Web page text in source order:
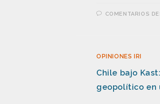
COMENTARIOS
OPINIONES IRI
Chile bajo
geopolítico en